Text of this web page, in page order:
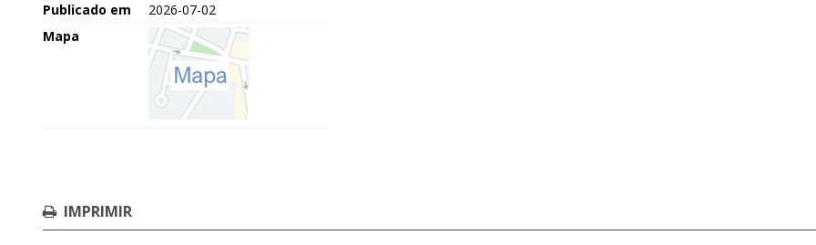
Publicado em
2026-07-02
Mapa
IMPRIMIR